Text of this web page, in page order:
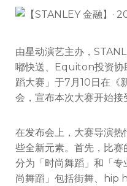
由星动演艺主办，
嘟快送、Equiton投资协
蹈大赛」于7月10日在《
会，宣布本次大赛开始接
在发布会上，大赛导演
些全新元素。首先，比赛
分为「时尚舞蹈」和「
尚舞蹈」包括街舞、hip